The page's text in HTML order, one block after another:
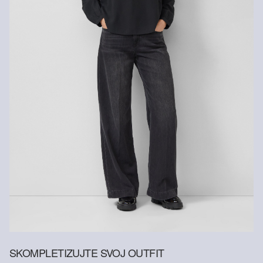
Vlákno s certifikátom udržateľnosti
V oblasti vlákien s certifikátom udržateľnosti sa zasadzujeme o
používanie prírodných vlákien z obnoviteľných zdrojov. Ich suroviny
sú pestované spôsobom šetriacim zdroje.
Zodpovednejšia viskóza: Tento výrobok obsahuje zodpovednejšiu
viskózu. Na jeho výrobu sa používa výlučne drevo z
certifikovaného lesného hospodárstva. Vo výrobnom procese sa v
porovnaní s inými necertifikovanými prírodnými vláknami výrazne
znižuje spotreba vody aj emisie skleníkových plynov.
SKOMPLETIZUJTE SVOJ OUTFIT